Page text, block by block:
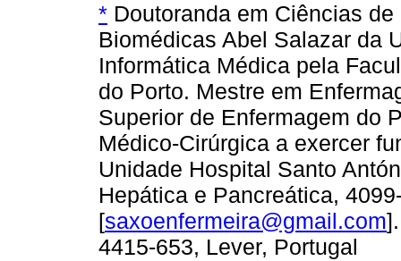
* Doutoranda em Ciências
Biomédicas Abel Salazar da
Informática Médica pela
do Porto. Mestre em
Superior de Enfermagem do
Médico-Cirúrgica a exercer
Unidade Hospital Santo
Hepática e Pancreática,
[saxoenfermeira@gmail.com
4415-653, Lever, Portugal